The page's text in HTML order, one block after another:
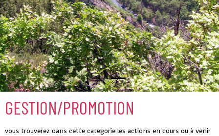
GESTION/PROMOTION
vous trouverez dans cette categorie les actions en cours ou à venir